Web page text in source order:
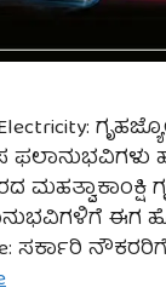
Electricity:
ಈಗ
ಸರ್ಕಾರಿ